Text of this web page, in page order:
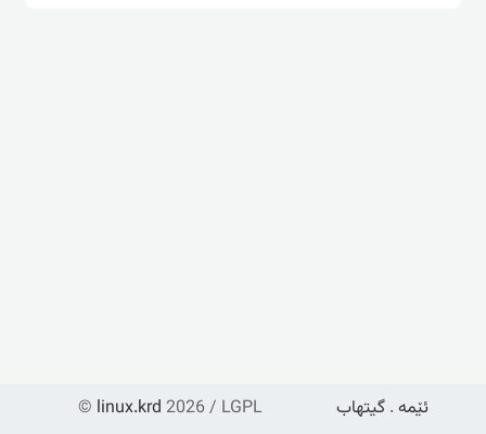
© linux.krd 2026 / LGPL ئێمە . گیتهاب